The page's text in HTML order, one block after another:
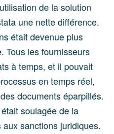
de la solution
une nette différence.
était devenue plus
Tous les fournisseurs
à temps, et il pouvait
en temps réel,
documents éparpillés.
soulagée de la
sanctions juridiques.